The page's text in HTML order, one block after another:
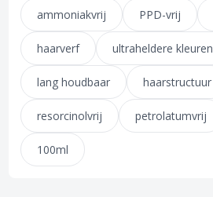
ammoniakvrij PPD-vrij
haarverf ultraheldere kleuren
lang houdbaar haarstructuur
resorcinolvrij petrolatumvrij
100ml